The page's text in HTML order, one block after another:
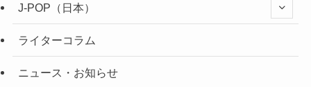
J-POP（日本）
ライターコラム
ニュース・お知らせ